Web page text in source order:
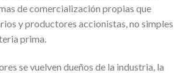
de comercialización propias que
y productores accionistas, no simples
prima.
se vuelven dueños de la industria, la